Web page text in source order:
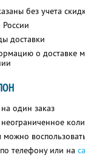
без учета
России
доставки
о доставке
один заказ
телефону или на